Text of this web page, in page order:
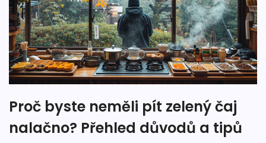
Proč byste neměli pít zelený čaj
nalačno? Přehled důvodů a tipů